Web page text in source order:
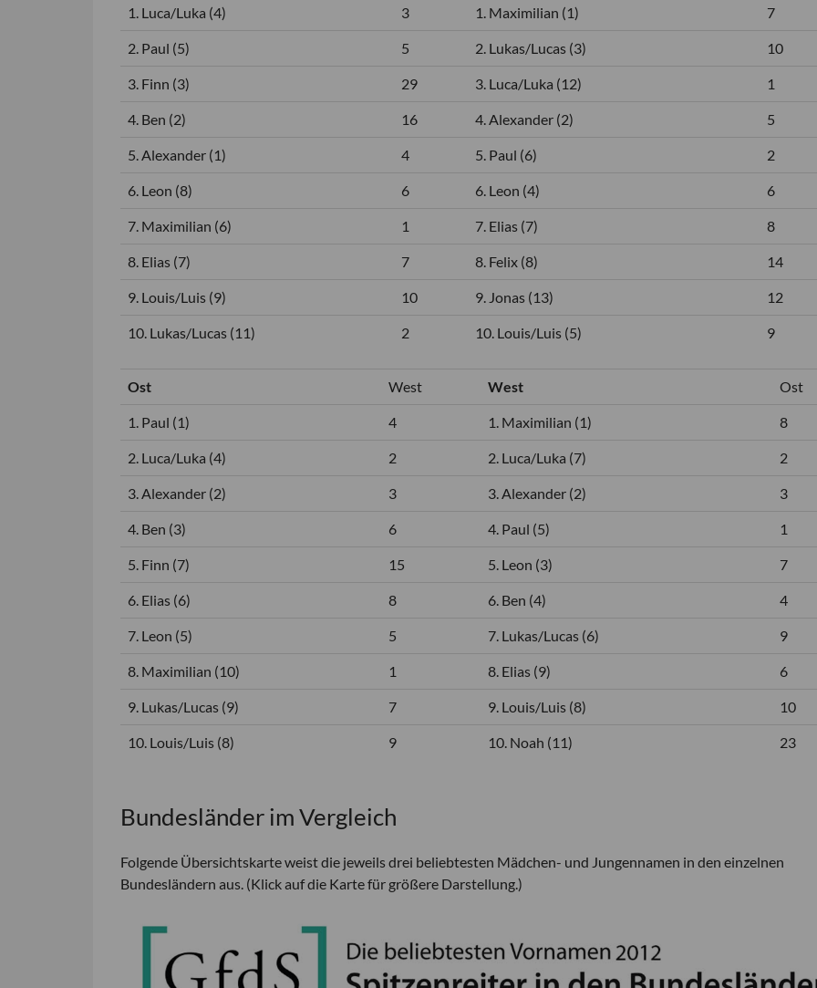
1. Luca/Luka (4) 3 1. Maximilian (1) 7
2. Paul (5) 5 2. Lukas/Lucas (3) 10
3. Finn (3) 29 3. Luca/Luka (12) 1
4. Ben (2) 16 4. Alexander (2) 5
5. Alexander (1) 4 5. Paul (6) 2
6. Leon (8) 6 6. Leon (4) 6
7. Maximilian (6) 1 7. Elias (7) 8
8. Elias (7) 7 8. Felix (8) 14
9. Louis/Luis (9) 10 9. Jonas (13) 12
10. Lukas/Lucas (11) 2 10. Louis/Luis (5) 9
Ost West West Ost
1. Paul (1) 4 1. Maximilian (1) 8
2. Luca/Luka (4) 2 2. Luca/Luka (7) 2
3. Alexander (2) 3 3. Alexander (2) 3
4. Ben (3) 6 4. Paul (5) 1
5. Finn (7) 15 5. Leon (3) 7
6. Elias (6) 8 6. Ben (4) 4
7. Leon (5) 5 7. Lukas/Lucas (6) 9
8. Maximilian (10) 1 8. Elias (9) 6
9. Lukas/Lucas (9) 7 9. Louis/Luis (8) 10
10. Louis/Luis (8) 9 10. Noah (11) 23
Bundesländer im Vergleich
Folgende Übersichtskarte weist die jeweils drei beliebtesten Mädchen- und Jungennamen in den einzelnen
Bundesländern aus. (Klick auf die Karte für größere Darstellung.)